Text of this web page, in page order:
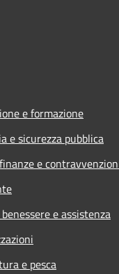
e formazione
e sicurezza pubblica
e
e assistenza
e pesca